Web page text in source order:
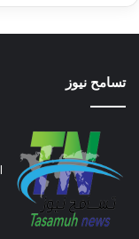
تسامح نيوز